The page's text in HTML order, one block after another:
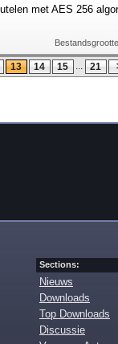
met AES 256
13 14 15 ... 21
Sections:
Nieuws
Downloads
Top Downloads
Discussie